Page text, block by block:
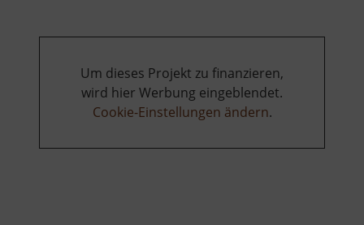
Um dieses Projekt zu finanzieren,
wird hier Werbung eingeblendet.
Cookie-Einstellungen ändern.